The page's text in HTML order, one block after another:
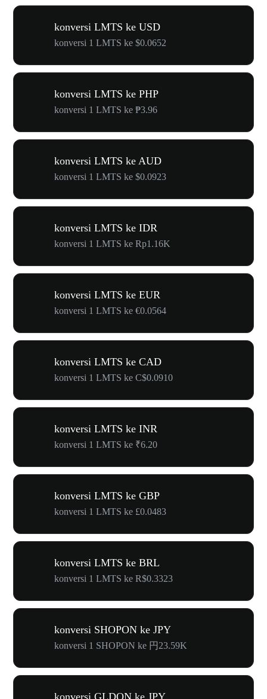
konversi LMTS ke USD
konversi 1 LMTS ke $0.0652
konversi LMTS ke PHP
konversi 1 LMTS ke ₱3.96
konversi LMTS ke AUD
konversi 1 LMTS ke $0.0923
konversi LMTS ke IDR
konversi 1 LMTS ke Rp1.16K
konversi LMTS ke EUR
konversi 1 LMTS ke €0.0564
konversi LMTS ke CAD
konversi 1 LMTS ke C$0.0910
konversi LMTS ke INR
konversi 1 LMTS ke ₹6.20
konversi LMTS ke GBP
konversi 1 LMTS ke £0.0483
konversi LMTS ke BRL
konversi 1 LMTS ke R$0.3323
konversi SHOPON ke JPY
konversi 1 SHOPON ke 円23.59K
konversi GLDON ke JPY